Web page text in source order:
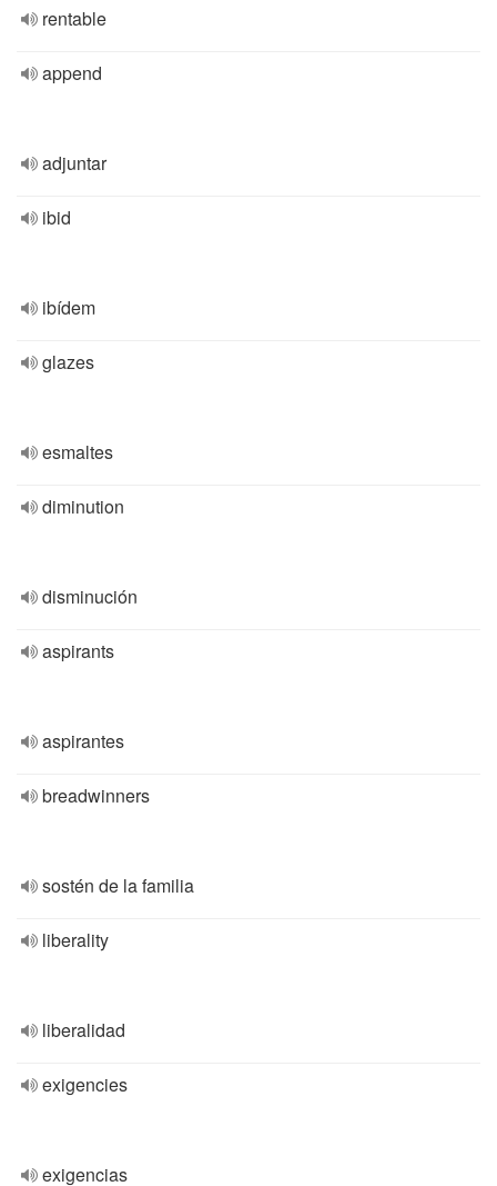
rentable
append
adjuntar
ibid
ibídem
glazes
esmaltes
diminution
disminución
aspirants
aspirantes
breadwinners
sostén de la familia
liberality
liberalidad
exigencies
exigencias